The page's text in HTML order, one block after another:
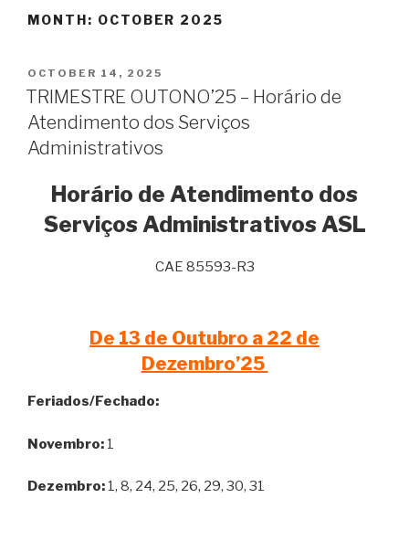
MONTH: OCTOBER 2025
POSTED
ON
OCTOBER 14, 2025
TRIMESTRE OUTONO’25 – Horário de
Atendimento dos Serviços
Administrativos
Horário de Atendimento dos
Serviços Administrativos ASL
CAE 85593-R3
De 13 de Outubro a 22 de
Dezembro’25
Feriados/Fechado:
Novembro: 1
Dezembro: 1, 8, 24, 25, 26, 29, 30, 31